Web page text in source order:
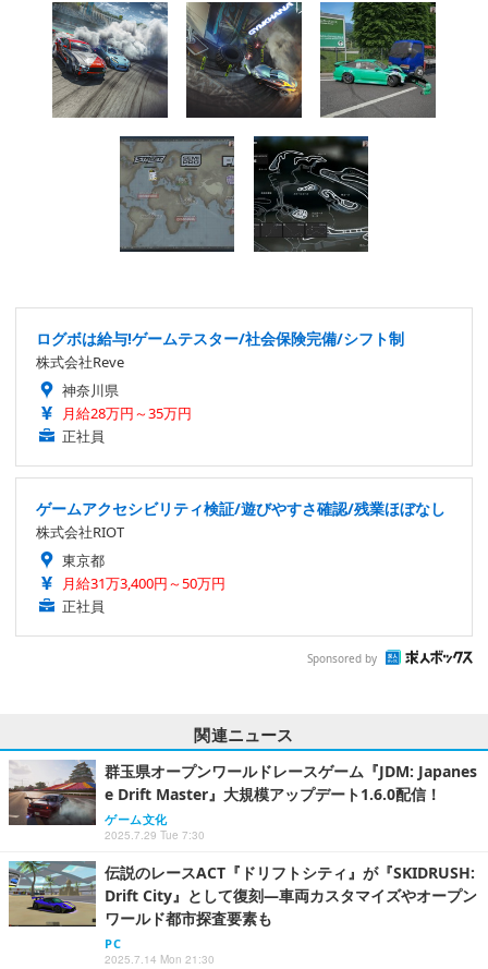
ログボは給与!ゲームテスター/社会保険完備/シフト制
株式会社Reve
神奈川県
月給28万円～35万円
正社員
ゲームアクセシビリティ検証/遊びやすさ確認/残業ほぼなし
株式会社RIOT
東京都
月給31万3,400円～50万円
正社員
Sponsored by
関連ニュース
群玉県オープンワールドレースゲーム『JDM: Japanes
e Drift Master』大規模アップデート1.6.0配信！
ゲーム文化
2025.7.29 Tue 7:30
伝説のレースACT『ドリフトシティ』が『SKIDRUSH:
Drift City』として復刻―車両カスタマイズやオープン
ワールド都市探査要素も
PC
2025.7.14 Mon 21:30